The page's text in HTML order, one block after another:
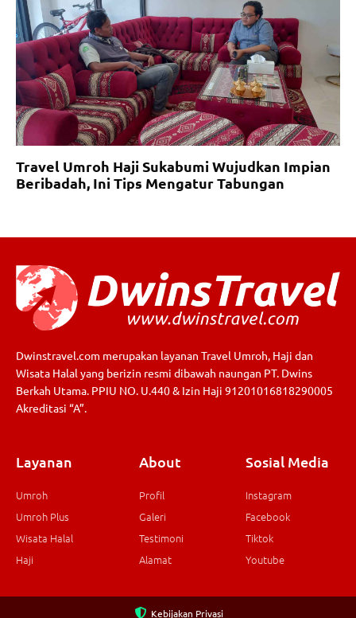
Travel Umroh Haji Sukabumi Wujudkan Impian
Beribadah, Ini Tips Mengatur Tabungan
Dwinstravel.com merupakan layanan Travel Umroh, Haji dan
Wisata Halal yang berizin resmi dibawah naungan PT. Dwins
Berkah Utama. PPIU NO. U.440 & Izin Haji 91201016818290005
Akreditasi “A”.
Layanan
Umroh
Umroh Plus
Wisata Halal
Haji
About
Profil
Galeri
Testimoni
Alamat
Sosial Media
Instagram
Facebook
Tiktok
Youtube
Kebijakan Privasi